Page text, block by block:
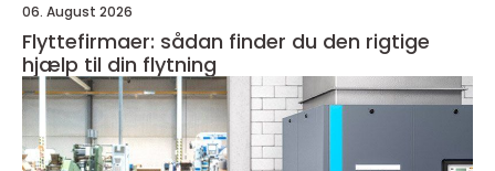
06. August 2026
Flyttefirmaer: sådan finder du den rigtige
hjælp til din flytning